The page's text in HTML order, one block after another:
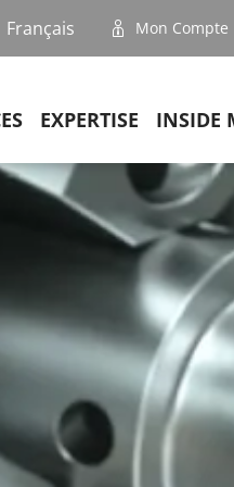
Français Mon Compte
EXPERTISE INSIDE